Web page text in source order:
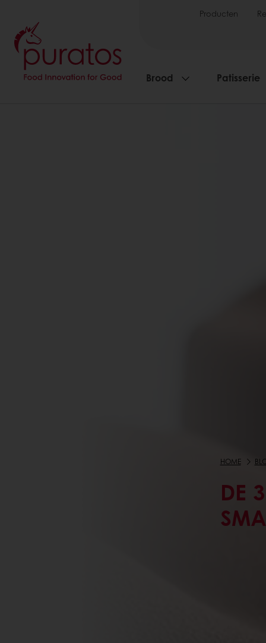
Producten
Brood Patisserie
HOME
DE